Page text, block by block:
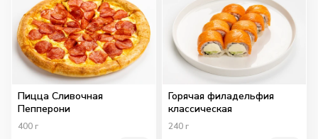
Пицца Сливочная
Пепперони
400 г
Горячая филадельфия
классическая
240 г